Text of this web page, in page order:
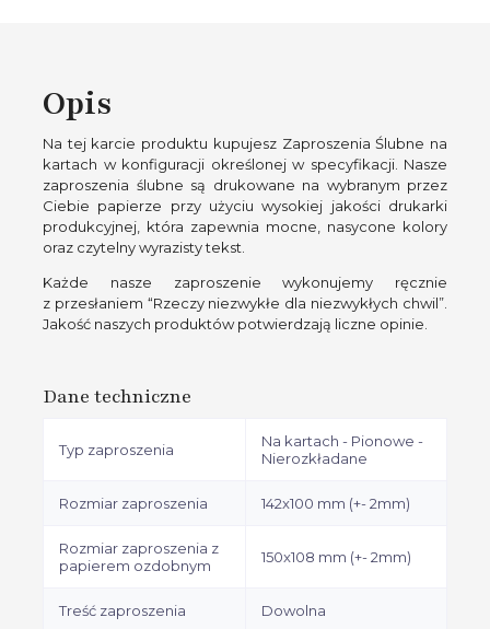
Opis
Na tej karcie produktu kupujesz Zaproszenia Ślubne na
kartach w konfiguracji określonej w specyfikacji. Nasze
zaproszenia ślubne są drukowane na wybranym przez
Ciebie papierze przy użyciu wysokiej jakości drukarki
produkcyjnej, która zapewnia mocne, nasycone kolory
oraz czytelny wyrazisty tekst.
Każde nasze zaproszenie wykonujemy ręcznie
z przesłaniem “Rzeczy niezwykłe dla niezwykłych chwil”.
Jakość naszych produktów potwierdzają liczne opinie.
Dane techniczne
Typ zaproszenia
Na kartach - Pionowe -
Nierozkładane
Rozmiar zaproszenia 142x100 mm (+- 2mm)
Rozmiar zaproszenia z
papierem ozdobnym
150x108 mm (+- 2mm)
Treść zaproszenia Dowolna